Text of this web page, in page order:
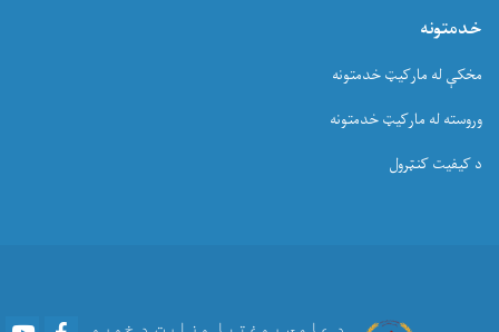
خدمتونه
مخکې له مارکیټ خدمتونه
وروسته له مارکیټ خدمتونه
د کیفیت کنټرول
د عامي روغتیا وزارت د خوړو